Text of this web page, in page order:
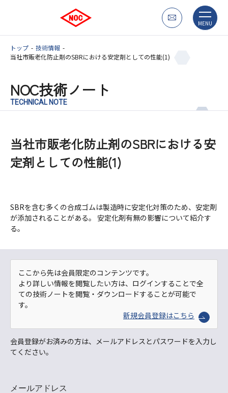
MENU
トップ
技術情報
当社市販老化防止剤のSBRにおける安定剤としての性能(1)
NOC技術ノート
TECHNICAL NOTE
当社市販老化防止剤のSBRにおける安
定剤としての性能(1)
SBRを含む多くの合成ゴムは製造時に安定化対策のため、安定剤
が添加されることがある。 安定化剤有無の影響について紹介す
る。
ここから先は会員限定のコンテンツです。
より詳しい情報を閲覧したい方は、ログインすることで全
ての技術ノートを閲覧・ダウンロードすることが可能で
す。
新規会員登録はこちら
会員登録がお済みの方は、メールアドレスとパスワードを入力し
てください。
メールアドレス